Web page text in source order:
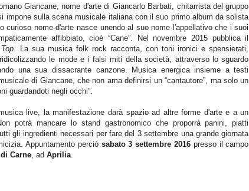
Giancane, nome d'arte di Giancarlo Barbati, chitarrista del gruppo
impone sulla scena musicale italiana con il suo primo album da solista
curioso nome d'arte nasce unendo al suo nome l'appellativo che i suoi
affibbiato, cioè “Cane”. Nel novembre 2015 pubblica il
. La sua musica folk rock racconta, con toni ironici e spensierati,
le mode e i falsi miti della società, attraverso lo sguardo
una sua dissacrante canzone. Musica energica insieme a testi
di Giancane, che non ama definirsi un “cantautore”, ma solo un
guardandoti negli occhi”.
live, la manifestazione darà spazio ad altre forme d'arte e a un
potrà mancare lo stand gastronomico che proporrà panini, piatti
gli ingredienti necessari per fare del 3 settembre una grande giornata
Appuntamento perciò sabato 3 settembre 2016 presso il campo
Carne , ad Aprilia